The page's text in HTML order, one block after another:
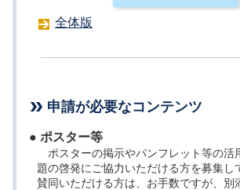
全体版
申請が必要なコンテンツ
● ポスター等
ポスターの掲示やパンフレット等の活
題の啓発にご協力いただける方を募集し
賛同いただける方は、お手数ですが、別